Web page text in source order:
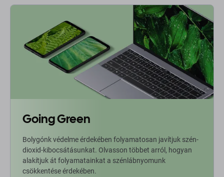
Going Green
Bolygónk védelme érdekében folyamatosan javítjuk szén-
dioxid-kibocsátásunkat. Olvasson többet arról, hogyan
alakítjuk át folyamatainkat a szénlábnyomunk
csökkentése érdekében.